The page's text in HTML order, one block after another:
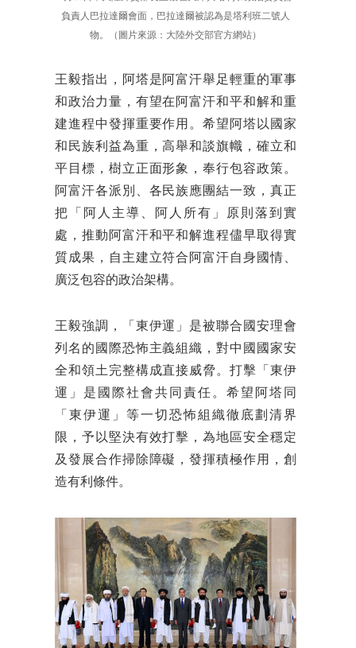
負責人巴拉達爾會面，巴拉達爾被認為是塔利班二號人
物。（圖片來源：大陸外交部官方網站）
王毅指出，阿塔是阿富汗舉足輕重的軍事
和政治力量，有望在阿富汗和平和解和重
建進程中發揮重要作用。希望阿塔以國家
和民族利益為重，高舉和談旗幟，確立和
平目標，樹立正面形象，奉行包容政策。
阿富汗各派別、各民族應團結一致，真正
把「阿人主導、阿人所有」原則落到實
處，推動阿富汗和平和解進程儘早取得實
質成果，自主建立符合阿富汗自身國情、
廣泛包容的政治架構。
王毅強調，「東伊運」是被聯合國安理會
列名的國際恐怖主義組織，對中國國家安
全和領土完整構成直接威脅。打擊「東伊
運」是國際社會共同責任。希望阿塔同
「東伊運」等一切恐怖組織徹底劃清界
限，予以堅決有效打擊，為地區安全穩定
及發展合作掃除障礙，發揮積極作用，創
造有利條件。